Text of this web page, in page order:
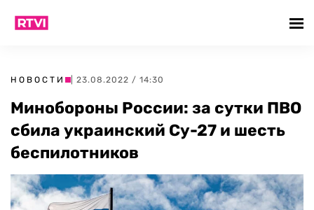
НОВОСТИ | 23.08.2022 / 14:30
Минобороны России: за сутки ПВО
сбила украинский Су-27 и шесть
беспилотников